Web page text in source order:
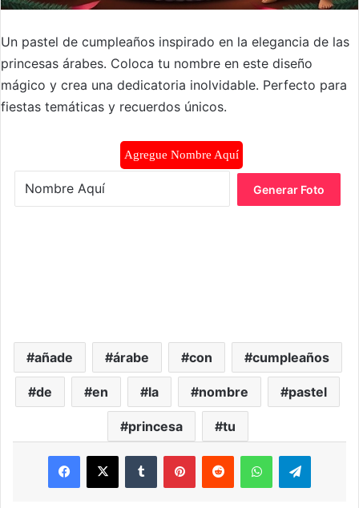
Un pastel de cumpleaños inspirado en la elegancia de las
princesas árabes. Coloca tu nombre en este diseño
mágico y crea una dedicatoria inolvidable. Perfecto para
fiestas temáticas y recuerdos únicos.
Agregue Nombre Aquí
Generar Foto
añade árabe con cumpleaños
de en la nombre pastel
princesa tu
Facebook
X TumblrPinterestRedditWhatsApp